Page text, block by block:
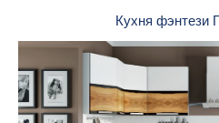
Кухня фэнтези